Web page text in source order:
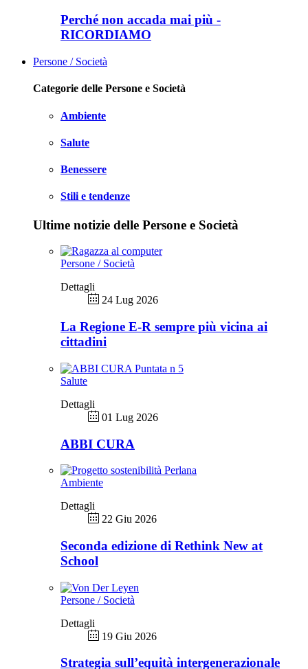
Perché non accada mai più -
RICORDIAMO
Persone / Società
Categorie delle Persone e Società
Ambiente
Salute
Benessere
Stili e tendenze
Ultime notizie delle Persone e Società
Persone / Società
Dettagli
24 Lug 2026
La Regione E-R sempre più vicina ai
cittadini
Salute
Dettagli
01 Lug 2026
ABBI CURA
Ambiente
Dettagli
22 Giu 2026
Seconda edizione di Rethink New at
School
Persone / Società
Dettagli
19 Giu 2026
Strategia sull’equità intergenerazionale